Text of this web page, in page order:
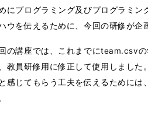
にプログラミング及びプログラミ
ウを伝えるために、今回の研修が企
の講座では、これまでにteam.csv
教員研修用に修正して使用しまし
感じてもらう工夫を伝えるために